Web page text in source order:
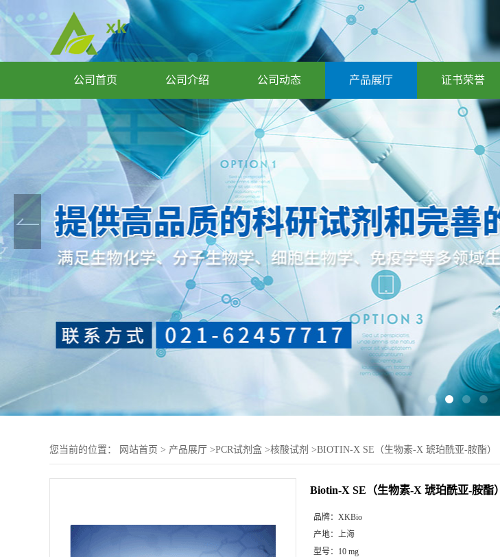
公司首页 公司介绍 公司动态 产品展厅 证书荣誉
您当前的位置： 网站首页 > 产品展厅 >PCR试剂盒 >核酸试剂 >BIOTIN-X SE（生物素-X 琥珀酰亚-胺酯）
Biotin-X SE（生物素-X 琥珀酰亚-胺酯）
品牌： XKBio
产地： 上海
型号： 10 mg